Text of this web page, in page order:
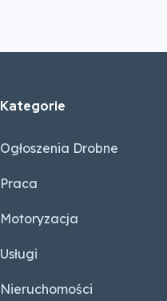
Kategorie
Ogłoszenia Drobne
Praca
Motoryzacja
Usługi
Nieruchomości